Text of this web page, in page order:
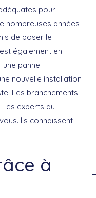
pour
nombreuses années
de poser le
également en
panne
nouvelle installation
Les branchements
experts du
Ils connaissent
à